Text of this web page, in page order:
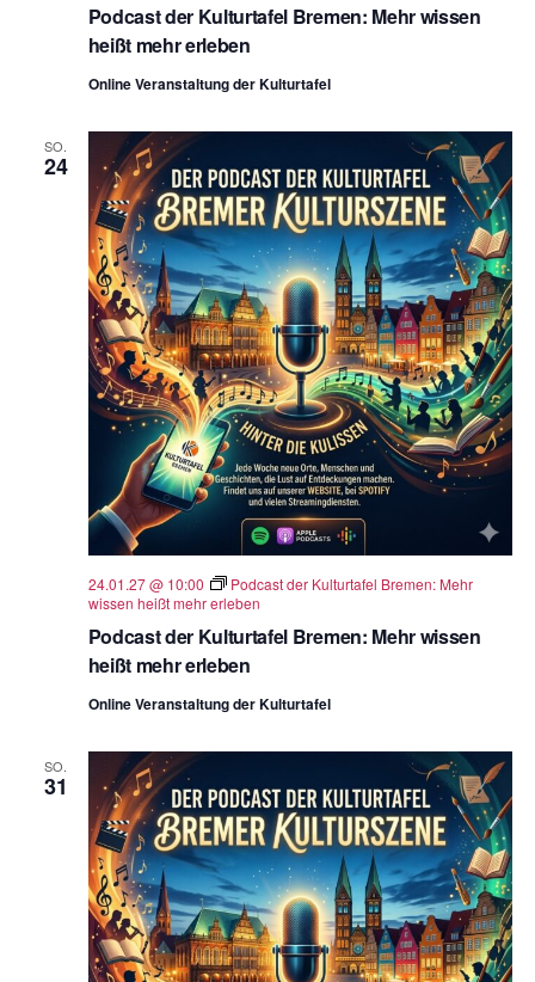
Podcast der Kulturtafel Bremen: Mehr wissen
heißt mehr erleben
Online Veranstaltung der Kulturtafel
SO.
24
Podcast der Kulturtafel Bremen: Mehr wissen
heißt mehr erleben
24.01.27 @ 10:00
Podcast der Kulturtafel Bremen: Mehr
wissen heißt mehr erleben
Online Veranstaltung der Kulturtafel
SO.
31